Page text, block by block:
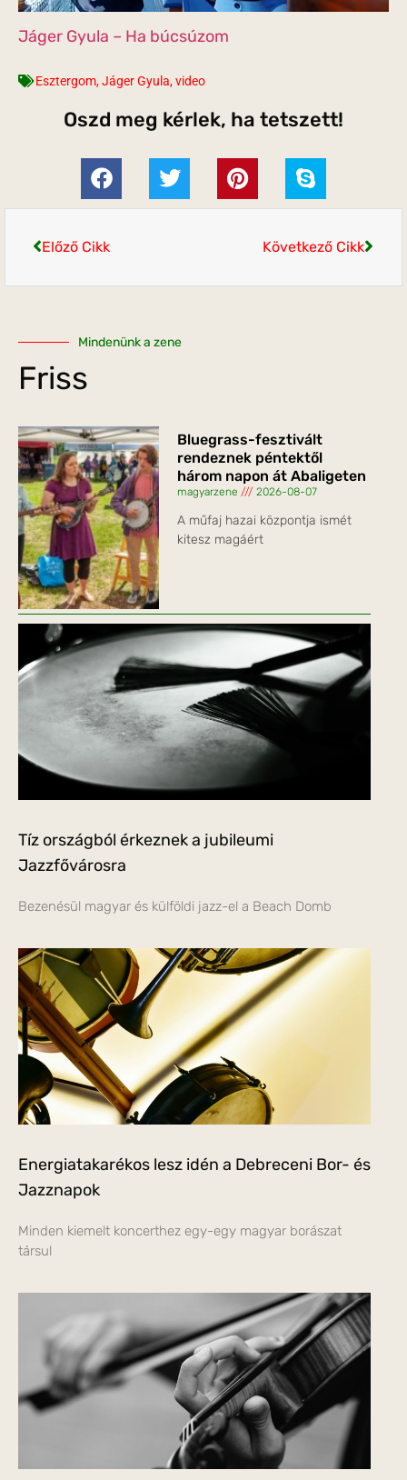
Jáger Gyula – Ha búcsúzom
Esztergom,Jáger Gyula,video
Oszd meg kérlek, ha tetszett!
Előző Cikk Következő Cikk
Mindenünk a zene
Friss
Bluegrass-fesztivált
rendeznek péntektől
három napon át Abaligeten
magyarzene 2026-08-07
A műfaj hazai központja ismét
kitesz magáért
Tíz országból érkeznek a jubileumi
Jazzfővárosra
Bezenésül magyar és külföldi jazz-el a Beach Domb
Energiatakarékos lesz idén a Debreceni Bor- és
Jazznapok
Minden kiemelt koncerthez egy-egy magyar borászat
társul